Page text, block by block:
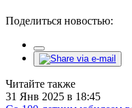
Поделиться новостью:
Читайте также
31 Янв 2025 в 18:45